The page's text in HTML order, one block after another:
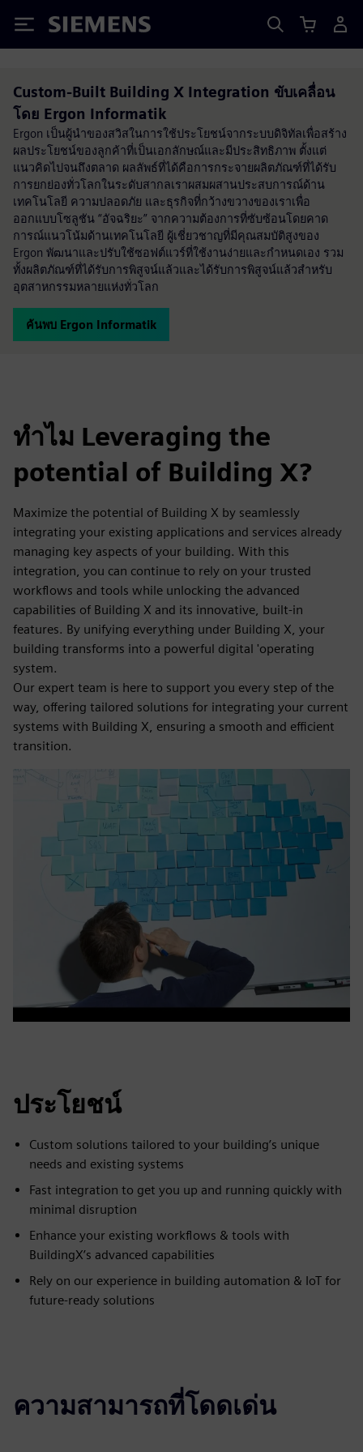
Siemens
Custom-Built Building X Integration ขับเคลื่อน
โดย Ergon Informatik
Ergon เป็นผู้นำของสวิสในการใช้ประโยชน์จากระบบดิจิทัลเพื่อสร้าง
ผลประโยชน์ของลูกค้าที่เป็นเอกลักษณ์และมีประสิทธิภาพ ตั้งแต่
แนวคิดไปจนถึงตลาด ผลลัพธ์ที่ได้คือการกระจายผลิตภัณฑ์ที่ได้รับ
การยกย่องทั่วโลกในระดับสากลเราผสมผสานประสบการณ์ด้าน
เทคโนโลยี ความปลอดภัย และธุรกิจที่กว้างขวางของเราเพื่อ
ออกแบบโซลูชัน “อัจฉริยะ” จากความต้องการที่ซับซ้อนโดยคาด
การณ์แนวโน้มด้านเทคโนโลยี ผู้เชี่ยวชาญที่มีคุณสมบัติสูงของ
Ergon พัฒนาและปรับใช้ซอฟต์แวร์ที่ใช้งานง่ายและกำหนดเอง รวม
ทั้งผลิตภัณฑ์ที่ได้รับการพิสูจน์แล้วและได้รับการพิสูจน์แล้วสำหรับ
อุตสาหกรรมหลายแห่งทั่วโลก
ค้นพบ Ergon Informatik
ทำไม Leveraging the
potential of Building X?
Maximize the potential of Building X by seamlessly
integrating your existing applications and services already
managing key aspects of your building. With this
integration, you can continue to rely on your trusted
workflows and tools while unlocking the advanced
capabilities of Building X and its innovative, built-in
features. By unifying everything under Building X, your
building transforms into a powerful digital 'operating
system.
Our expert team is here to support you every step of the
way, offering tailored solutions for integrating your current
systems with Building X, ensuring a smooth and efficient
transition.
ประโยชน์
Custom solutions tailored to your building’s unique
needs and existing systems
Fast integration to get you up and running quickly with
minimal disruption
Enhance your existing workflows & tools with
BuildingX’s advanced capabilities
Rely on our experience in building automation & IoT for
future-ready solutions
ความสามารถที่โดดเด่น